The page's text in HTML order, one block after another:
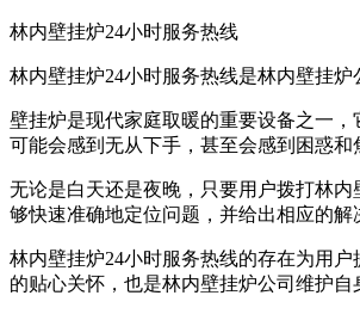
林内壁挂炉24小时服务热线
林内壁挂炉24小时服务热线是林内壁挂
壁挂炉是现代家庭取暖的重要设备之一
可能会感到无从下手，甚至会感到困惑和
无论是白天还是夜晚，只要用户拨打林
够快速准确地定位问题，并给出相应的
林内壁挂炉24小时服务热线的存在为用
的贴心关怀，也是林内壁挂炉公司维护自